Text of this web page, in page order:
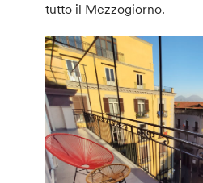
tutto il Mezzogiorno.